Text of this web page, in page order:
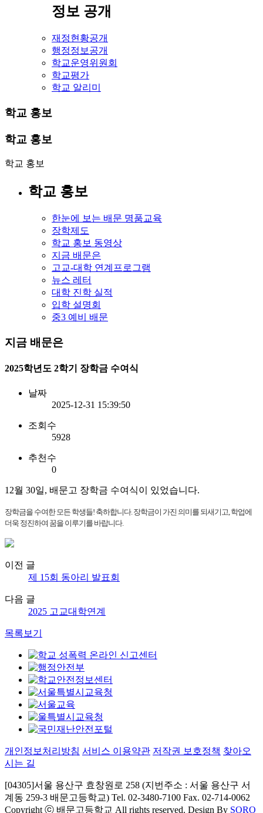
정보 공개
재정현황공개
행정정보공개
학교운영위원회
학교평가
학교 알리미
학교 홍보
학교 홍보
학교 홍보
학교 홍보
한눈에 보는 배문 명품교육
장학제도
학교 홍보 동영상
지금 배문은
고교-대학 연계프로그램
뉴스 레터
대학 진학 실적
입학 설명회
중3 예비 배문
지금 배문은
2025학년도 2학기 장학금 수여식
날짜
2025-12-31 15:39:50
조회수
5928
추천수
0
12월 30일, 배문고 장학금 수여식이 있었습니다.
장학금을 수여한 모든 학생들! 축하합니다. 장학금이 가진 의미를 되새기고, 학업에
더욱 정진하여 꿈을 이루기를 바랍니다.
이전 글
제 15회 동아리 발표회
다음 글
2025 고교대학연계
목록보기
개인정보처리방침 서비스 이용약관 저작권 보호정책 찾아오
시는 길
[04305]서울 용산구 효창원로 258 (지번주소 : 서울 용산구 서
계동 259-3 배문고등학교) Tel. 02-3480-7100 Fax. 02-714-0062
Copyright ⓒ 배문고등학교 All rights reserved. Design By SORO